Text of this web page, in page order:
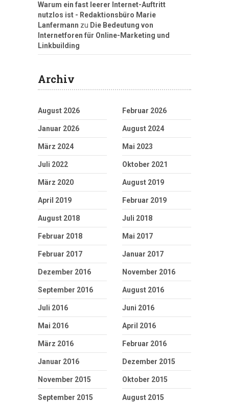
Warum ein fast leerer Internet-Auftritt
nutzlos ist - Redaktionsbüro Marie
Lanfermann zu Die Bedeutung von
Internetforen für Online-Marketing und
Linkbuilding
Archiv
August 2026 Februar 2026
Januar 2026 August 2024
März 2024 Mai 2023
Juli 2022 Oktober 2021
März 2020 August 2019
April 2019 Februar 2019
August 2018 Juli 2018
Februar 2018 Mai 2017
Februar 2017 Januar 2017
Dezember 2016 November 2016
September 2016 August 2016
Juli 2016 Juni 2016
Mai 2016 April 2016
März 2016 Februar 2016
Januar 2016 Dezember 2015
November 2015 Oktober 2015
September 2015 August 2015